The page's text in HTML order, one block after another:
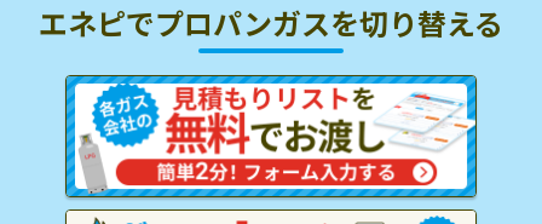
エネピでプロパンガスを切り替える